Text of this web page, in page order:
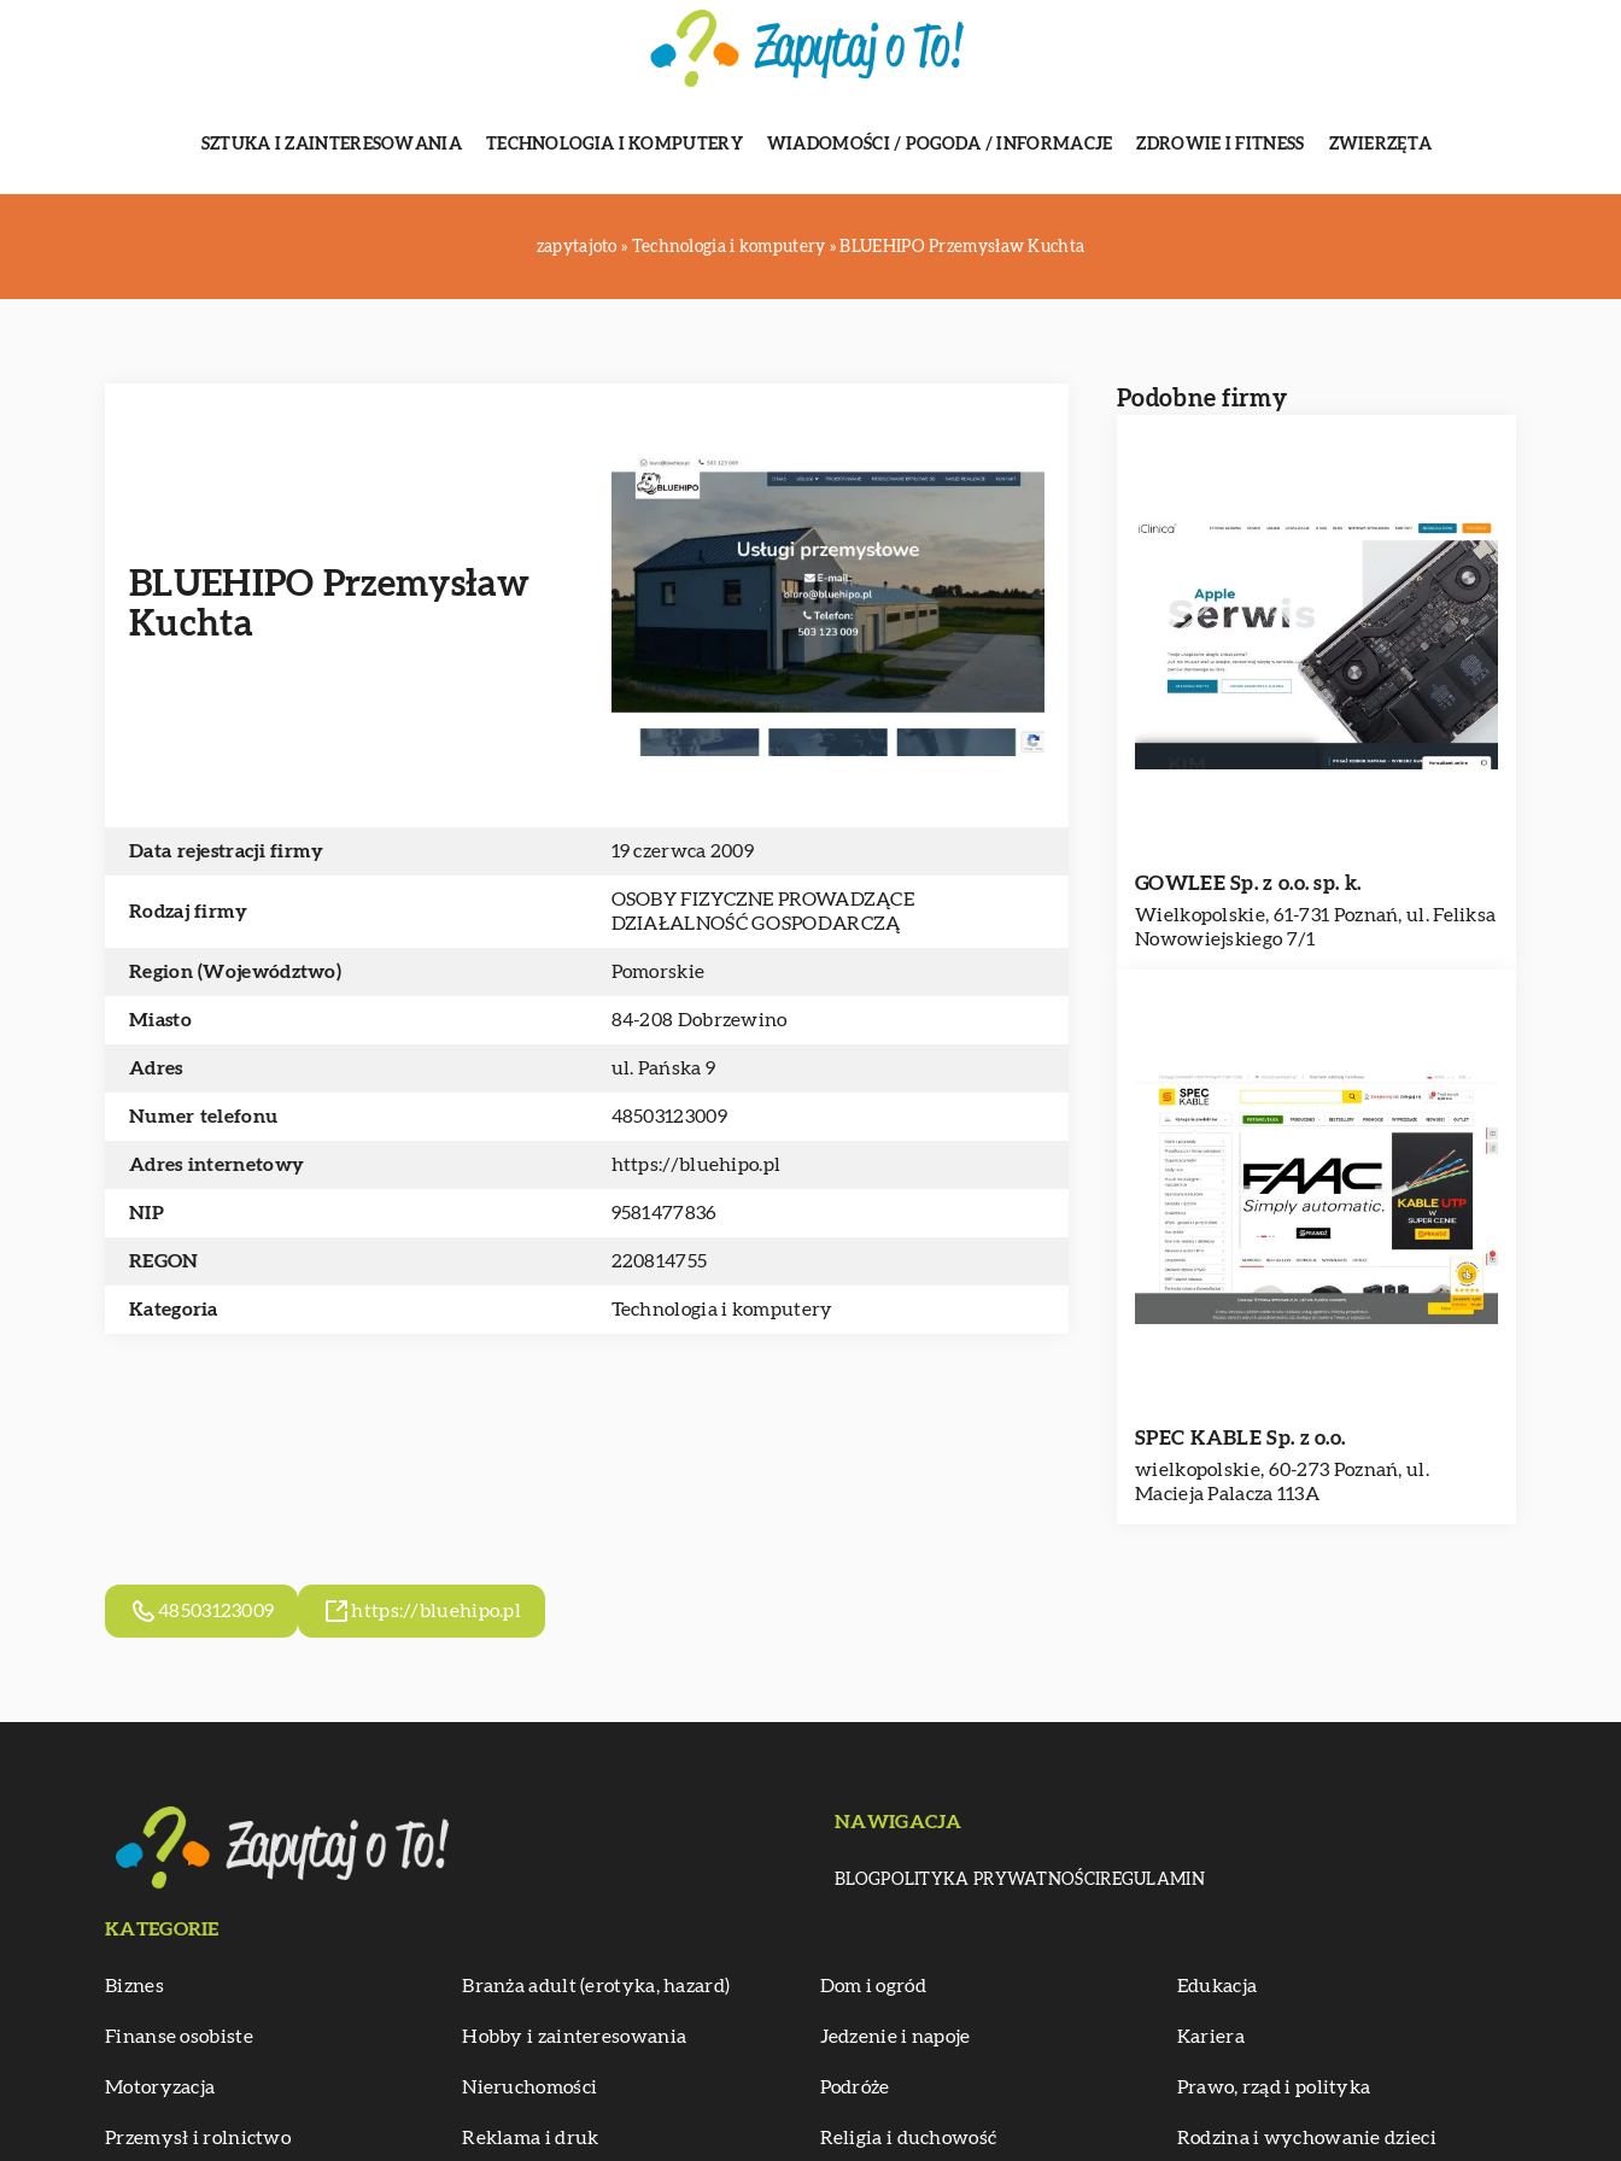
SZTUKA I ZAINTERESOWANIA TECHNOLOGIA I KOMPUTERY WIADOMOŚCI / POGODA / INFORMACJE ZDROWIE I FITNESS ZWIERZĘTA
zapytajoto » Technologia i komputery »BLUEHIPO Przemysław Kuchta
BLUEHIPO Przemysław
Kuchta
Data rejestracji firmy 19 czerwca 2009
Rodzaj firmy
OSOBY FIZYCZNE PROWADZĄCE
DZIAŁALNOŚĆ GOSPODARCZĄ
Region (Województwo) Pomorskie
Miasto 84-208 Dobrzewino
Adres ul. Pańska 9
Numer telefonu 48503123009
Adres internetowy https://bluehipo.pl
NIP 9581477836
REGON 220814755
Kategoria Technologia i komputery
Podobne firmy
GOWLEE Sp. z o.o. sp. k.
Wielkopolskie, 61-731 Poznań, ul. Feliksa
Nowowiejskiego 7/1
SPEC KABLE Sp. z o.o.
wielkopolskie, 60-273 Poznań, ul.
Macieja Palacza 113A
48503123009 https://bluehipo.pl
NAWIGACJA
BLOGPOLITYKA PRYWATNOŚCIREGULAMIN
KATEGORIE
Biznes Branża adult (erotyka, hazard) Dom i ogród Edukacja
Finanse osobiste Hobby i zainteresowania Jedzenie i napoje Kariera
Motoryzacja Nieruchomości Podróże Prawo, rząd i polityka
Przemysł i rolnictwo Reklama i druk Religia i duchowość Rodzina i wychowanie dzieci